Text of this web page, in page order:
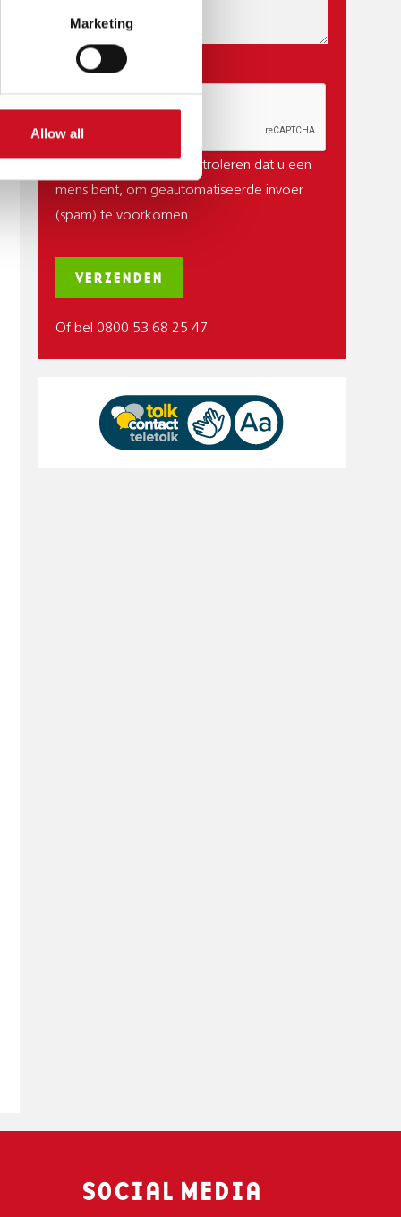
Marketing
Allow all
CAPTCHA
Deze vraag is om te controleren dat u een
mens bent, om geautomatiseerde invoer
(spam) te voorkomen.
Of bel 0800 53 68 25 47
SOCIAL MEDIA